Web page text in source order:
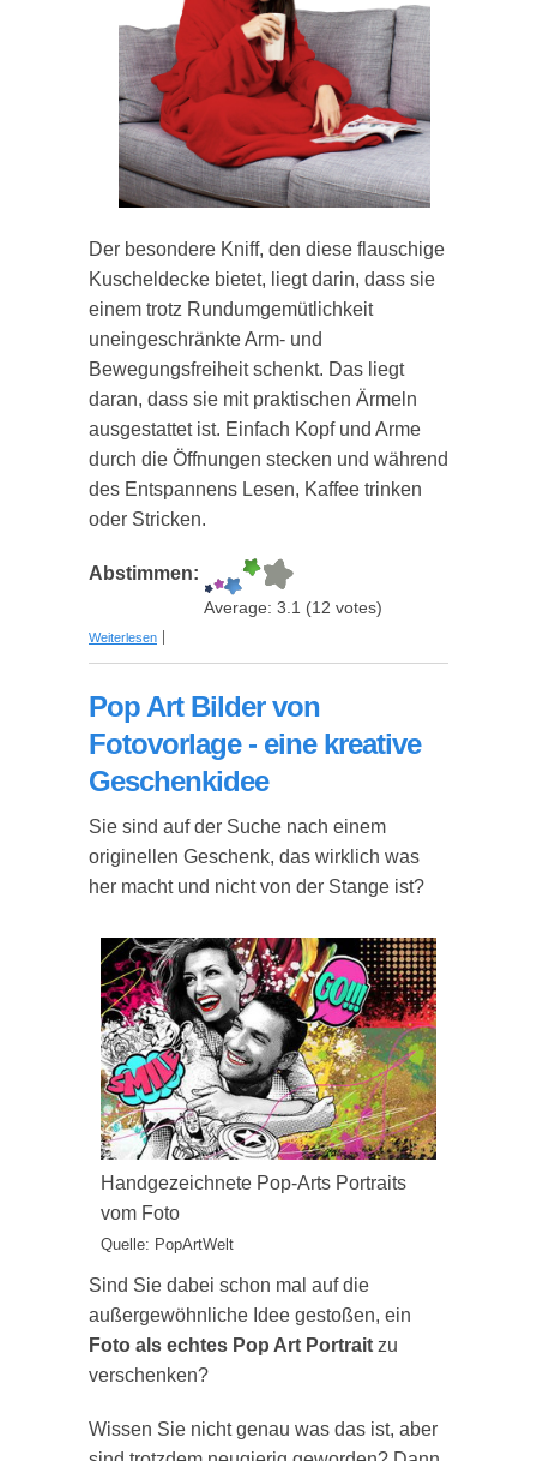
Der besondere Kniff, den diese flauschige
Kuscheldecke bietet, liegt darin, dass sie
einem trotz Rundumgemütlichkeit
uneingeschränkte Arm- und
Bewegungsfreiheit schenkt. Das liegt
daran, dass sie mit praktischen Ärmeln
ausgestattet ist. Einfach Kopf und Arme
durch die Öffnungen stecken und während
des Entspannens Lesen, Kaffee trinken
oder Stricken.
Abstimmen:
Average: 3.1 (12 votes)
Weiterlesen über Hugz – die Decke mit Ärmeln
Pop Art Bilder von
Fotovorlage - eine kreative
Geschenkidee
Sie sind auf der Suche nach einem
originellen Geschenk, das wirklich was
her macht und nicht von der Stange ist?
Handgezeichnete Pop-Arts Portraits
vom Foto
Quelle: PopArtWelt
Sind Sie dabei schon mal auf die
außergewöhnliche Idee gestoßen, ein
Foto als echtes Pop Art Portrait zu
verschenken?
Wissen Sie nicht genau was das ist, aber